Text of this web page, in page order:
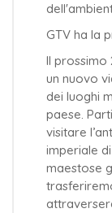
GTV ha la
Il prossimo
un nuovo
dei luoghi
paese.
visitare
imperiale di
maestose